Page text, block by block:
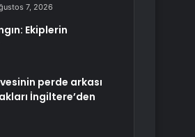
7, 2026
Ekiplerin
perde arkası
İngiltere’den